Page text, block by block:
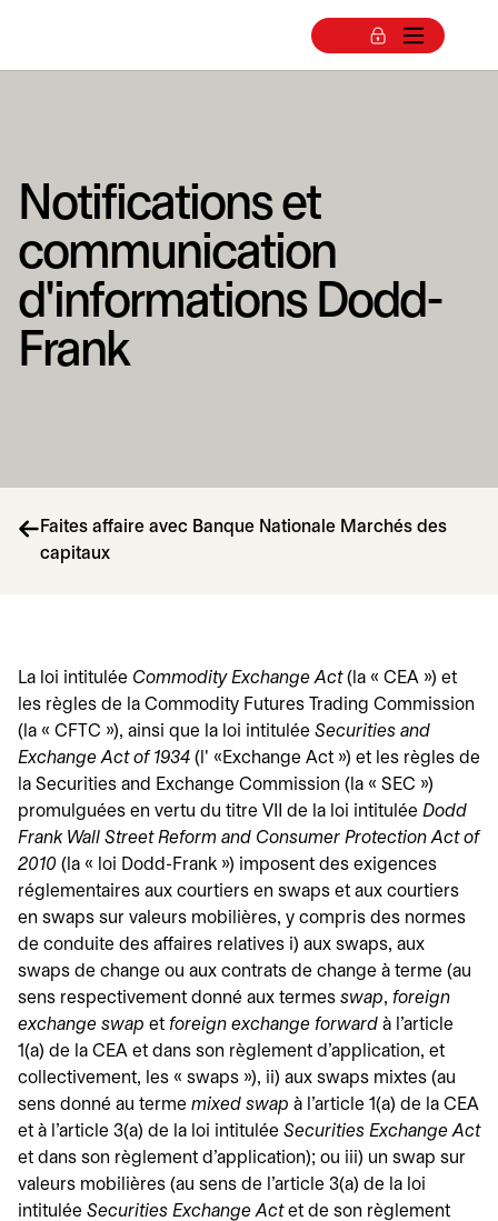
Notifications et
communication
d'informations Dodd-
Frank
Faites affaire avec Banque Nationale Marchés des
capitaux
La loi intitulée Commodity Exchange Act(la « CEA ») et
les règles de la Commodity Futures Trading Commission
(la « CFTC »), ainsi que la loi intitulée Securities and
Exchange Act of 1934 (l' «Exchange Act ») et les règles de
la Securities and Exchange Commission (la « SEC »)
promulguées en vertu du titre VII de la loi intitulée Dodd
Frank Wall Street Reform and Consumer Protection Act of
2010 (la « loi Dodd-Frank ») imposent des exigences
réglementaires aux courtiers en swaps et aux courtiers
en swaps sur valeurs mobilières, y compris des normes
de conduite des affaires relatives i) aux swaps, aux
swaps de change ou aux contrats de change à terme (au
sens respectivement donné aux termes swap, foreign
exchange swap et foreign exchange forward à l'article
1(a) de la CEA et dans son règlement d'application, et
collectivement, les « swaps »), ii) aux swaps mixtes (au
sens donné au terme mixed swap à l'article 1(a) de la CEA
et à l'article 3(a) de la loi intitulée Securities Exchange Act
et dans son règlement d'application); ou iii) un swap sur
valeurs mobilières (au sens de l'article 3(a) de la loi
intitulée Securities Exchange Actet de son règlement